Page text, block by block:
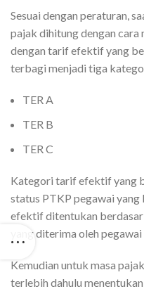
Sesuai dengan peraturan,
pajak dihitung dengan
dengan tarif efektif yang
terbagi menjadi tiga
TER A
TER B
TER C
Kategori tarif efektif yang
status PTKP pegawai
efektif ditentukan
yang diterima oleh
Kemudian untuk masa
terlebih dahulu